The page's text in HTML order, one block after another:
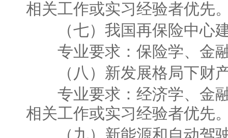
相关工作或实习经验者优先
（七）我国再保险中心建
专业要求：保险学、金融
（八）新发展格局下财产
专业要求：经济学、金融
相关工作或实习经验者优先